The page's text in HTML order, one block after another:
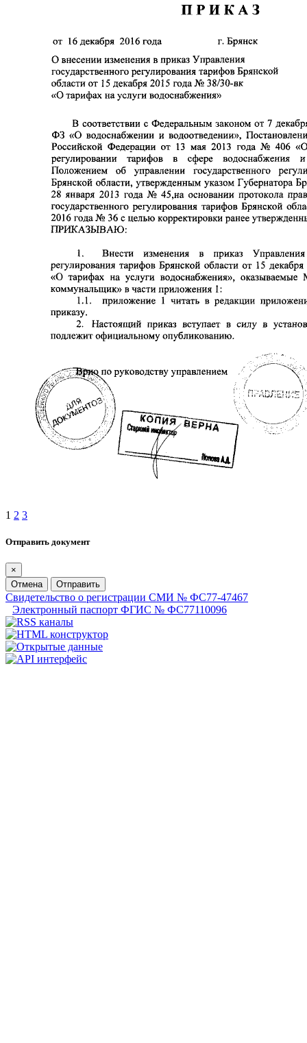
1 2 3
Отправить документ
×
Отмена
Отправить
Свидетельство о регистрации СМИ № ФС77-47467
Электронный паспорт ФГИС № ФС77110096